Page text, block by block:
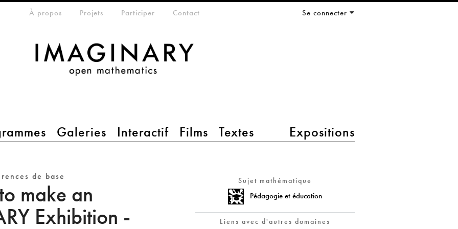
Galeries Interactif Films Textes Expositions
menuÀ propos Projets Participer Contact Se connecter
de base
make an
Exhibition -
Sujet mathématique
Pédagogie et éducation
Liens avec d'autres domaines